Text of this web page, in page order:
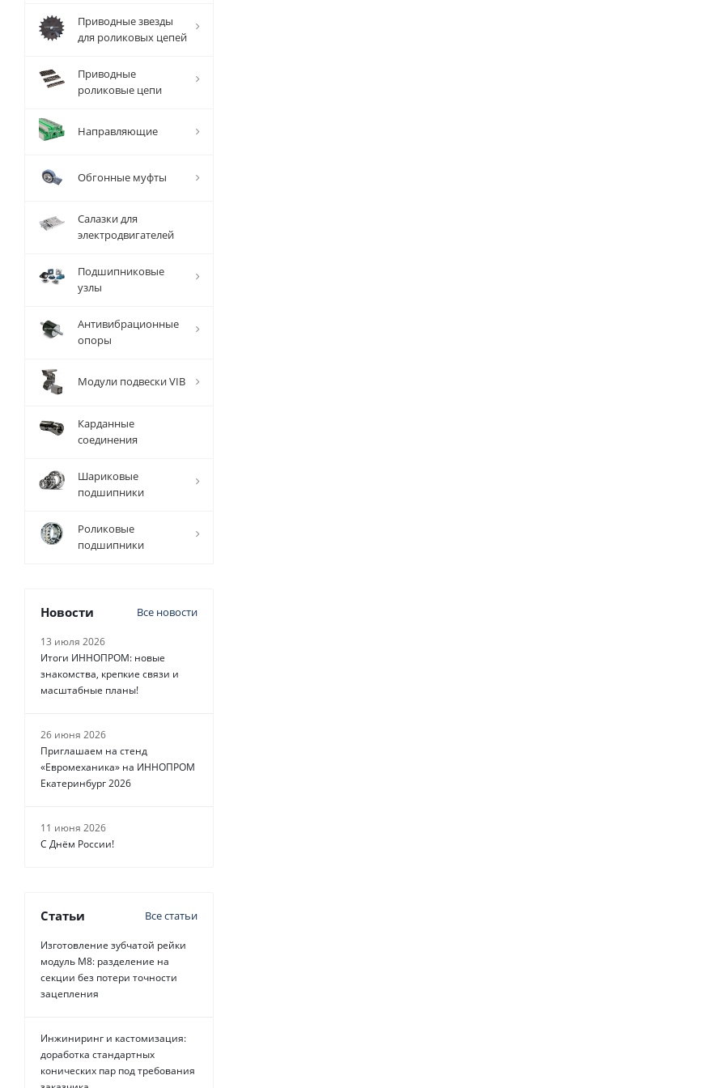
Приводные звезды
для роликовых цепей
Приводные
роликовые цепи
Направляющие
Обгонные муфты
Салазки для
электродвигателей
Подшипниковые
узлы
Антивибрационные
опоры
Модули подвески VIB
Карданные
соединения
Шариковые
подшипники
Роликовые
подшипники
Новости Все новости
13 июля 2026
Итоги ИННОПРОМ: новые
знакомства, крепкие связи и
масштабные планы!
26 июня 2026
Приглашаем на стенд
«Евромеханика» на ИННОПРОМ
Екатеринбург 2026
11 июня 2026
С Днём России!
Статьи Все статьи
Изготовление зубчатой рейки
модуль М8: разделение на
секции без потери точности
зацепления
Инжиниринг и кастомизация:
доработка стандартных
конических пар под требования